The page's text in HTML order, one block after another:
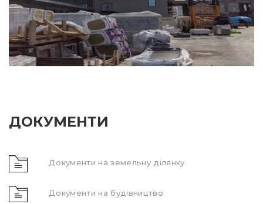
ДОКУМЕНТИ
Документи на земельну ділянку
Документи на будівництво